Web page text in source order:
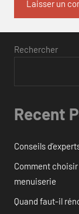
Rechercher
Recent
Conseils
Comment
menuiserie
Quand faut-il